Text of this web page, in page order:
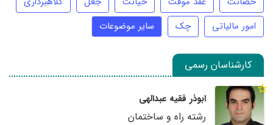
امور مالیاتی
چک سایر موضوعات
کارشناسان رسمی
ابوذر فقیه عبدالهی
رشته راه و ساختمان